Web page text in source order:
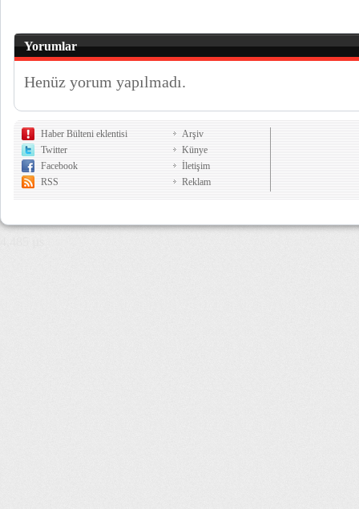
Yorumlar
Henüz yorum yapılmadı.
Haber Bülteni eklentisi
Twitter
Facebook
RSS
Arşiv
Künye
İletişim
Reklam